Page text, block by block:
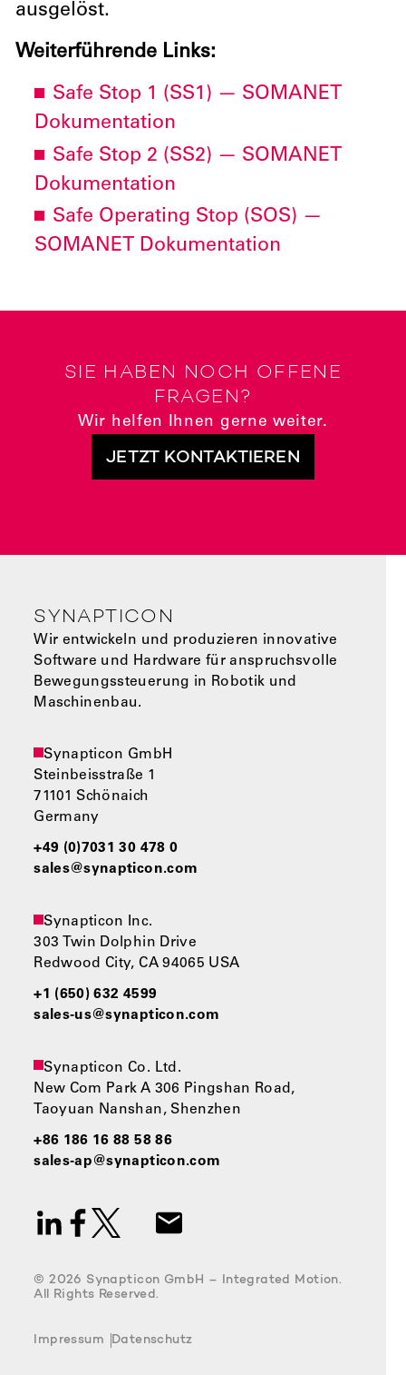
ausgelöst.
Weiterführende Links:
Safe Stop 1 (SS1) — SOMANET
Dokumentation
Safe Stop 2 (SS2) — SOMANET
Dokumentation
Safe Operating Stop (SOS) —
SOMANET Dokumentation
SIE HABEN NOCH OFFENE
FRAGEN?
Wir helfen Ihnen gerne weiter.
JETZT KONTAKTIEREN
SYNAPTICON
Wir entwickeln und produzieren innovative
Software und Hardware für anspruchsvolle
Bewegungssteuerung in Robotik und
Maschinenbau.
Synapticon GmbH
Steinbeisstraße 1
71101 Schönaich
Germany
+49 (0)7031 30 478 0
sales@synapticon.com
Synapticon Inc.
303 Twin Dolphin Drive
Redwood City, CA 94065 USA
+1 (650) 632 4599
sales-us@synapticon.com
Synapticon Co. Ltd.
New Com Park A 306 Pingshan Road,
Taoyuan Nanshan, Shenzhen
+86 186 16 88 58 86
sales-ap@synapticon.com
© 2026 Synapticon GmbH – Integrated Motion.
All Rights Reserved.
Impressum Datenschutz